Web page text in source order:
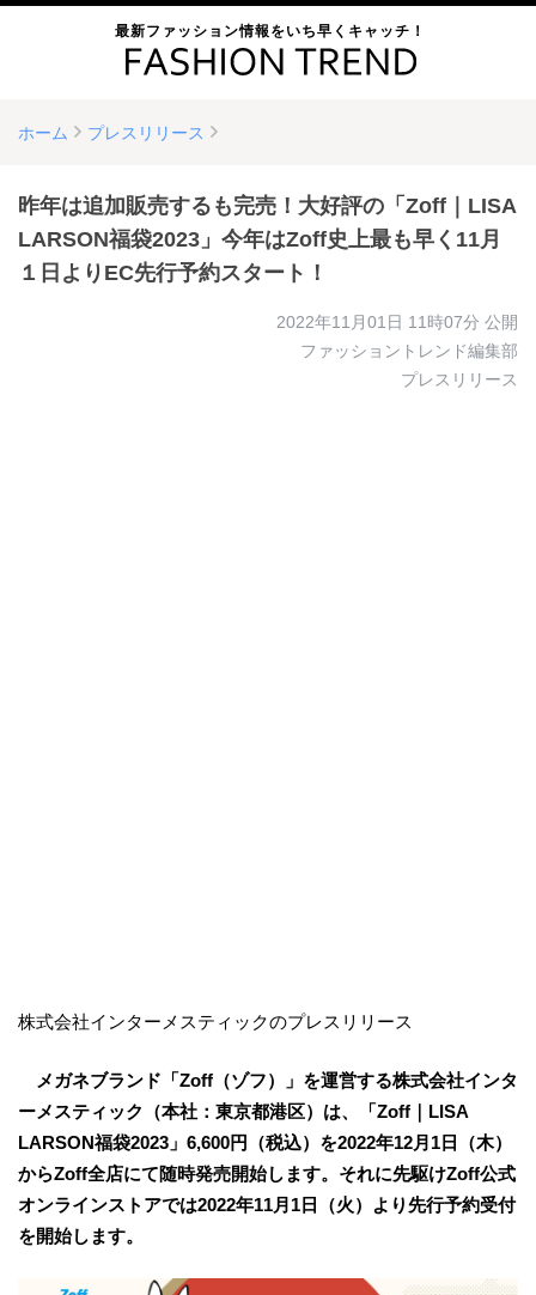
最新ファッション情報をいち早くキャッチ！
ホーム プレスリリース
昨年は追加販売するも完売！大好評の「Zoff｜LISA
LARSON福袋2023」今年はZoff史上最も早く11月
１日よりEC先行予約スタート！
2022年11月01日 11時07分 公開
ファッショントレンド編集部
プレスリリース
株式会社インターメスティックのプレスリリース
メガネブランド「Zoff（ゾフ）」を運営する株式会社インタ
ーメスティック（本社：東京都港区）は、「Zoff｜LISA
LARSON福袋2023」6,600円（税込）を2022年12月1日（木）
からZoff全店にて随時発売開始します。それに先駆けZoff公式
オンラインストアでは2022年11月1日（火）より先行予約受付
を開始します。